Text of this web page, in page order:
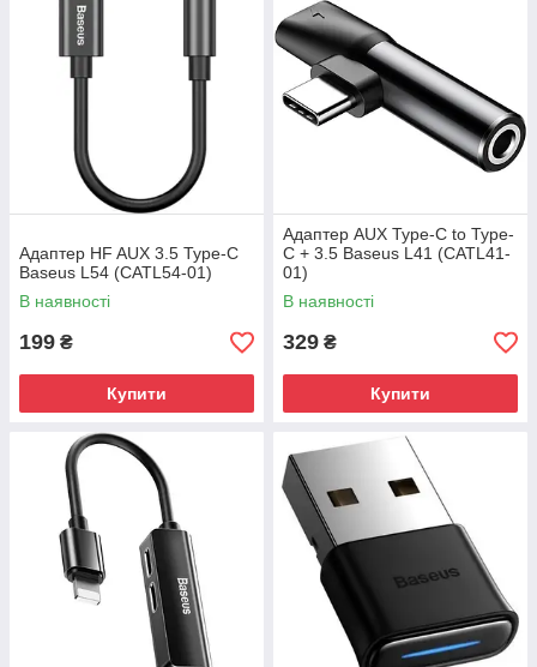
Адаптер HF AUX 3.5 Type-C
Baseus L54 (CATL54-01)
В наявності
199 ₴
Купити
Адаптер AUX Type-C to Type-
C + 3.5 Baseus L41 (CATL41-
01)
В наявності
329 ₴
Купити